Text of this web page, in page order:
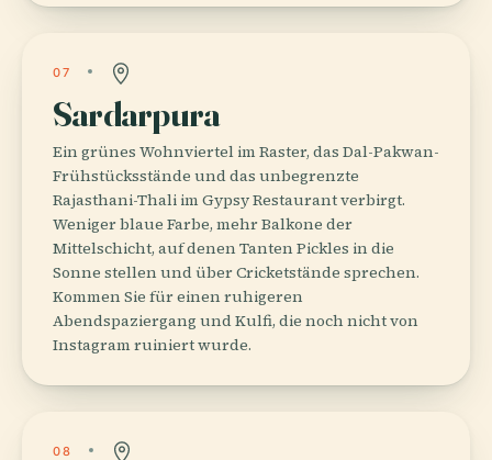
07
Sardarpura
Ein grünes Wohnviertel im Raster, das Dal-Pakwan-
Frühstücksstände und das unbegrenzte
Rajasthani-Thali im Gypsy Restaurant verbirgt.
Weniger blaue Farbe, mehr Balkone der
Mittelschicht, auf denen Tanten Pickles in die
Sonne stellen und über Cricketstände sprechen.
Kommen Sie für einen ruhigeren
Abendspaziergang und Kulfi, die noch nicht von
Instagram ruiniert wurde.
08